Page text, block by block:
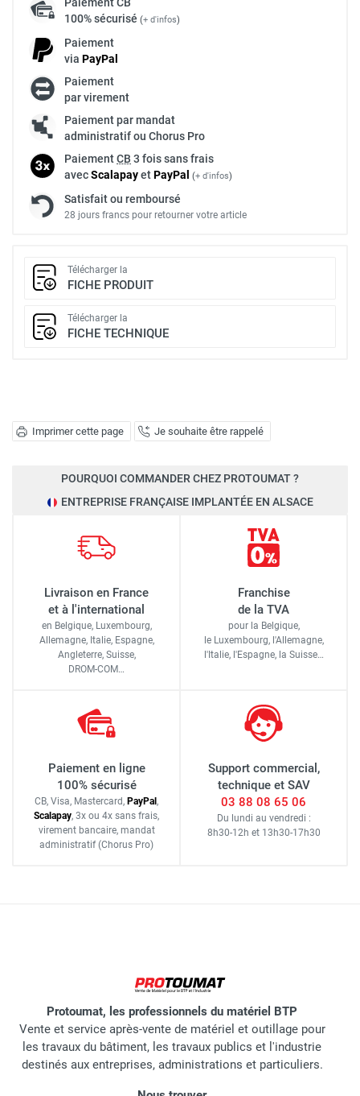
Imprimer cette page Je souhaite être rappelé
100% sécurisé (+ d'infos)
Paiement
via PayPal
Paiement
par virement
Paiement par mandat
administratif ou Chorus Pro
PaiementCB 3 fois sans frais
avecScalapayetPayPal (+ d'infos)
Satisfait ou remboursé
28 jours francs pour retourner votre article
Télécharger la
FICHE PRODUIT
Télécharger la
FICHE TECHNIQUE
POURQUOI COMMANDER CHEZ PROTOUMAT ?
ENTREPRISE FRANÇAISE IMPLANTÉE EN ALSACE
Livraison en France
et à l'international
en Belgique, Luxembourg,
Allemagne, Italie, Espagne,
Angleterre, Suisse,
DROM-COM…
Franchise
de la TVA
pour la Belgique,
le Luxembourg, l'Allemagne,
l'Italie, l'Espagne, la Suisse…
Paiement en ligne
100% sécurisé
CB, Visa, Mastercard, PayPal ,
Scalapay, 3x ou 4x sans frais,
virement bancaire, mandat
administratif (Chorus Pro)
Support commercial,
technique et SAV
03 88 08 65 06
Du lundi au vendredi :
8h30-12h et 13h30-17h30
Protoumat, les professionnels du matériel BTP
Vente et service après-vente de matériel et outillage pour
les travaux du bâtiment, les travaux publics et l'industrie
destinés aux entreprises, administrations et particuliers.